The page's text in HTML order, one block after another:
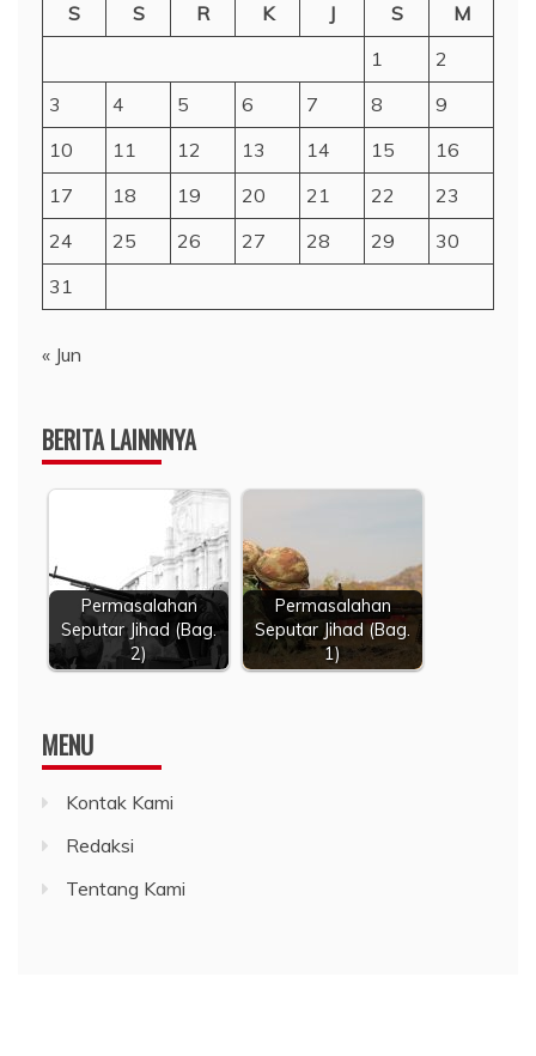
S
S R K J S
M
1
2
3
4 5 6 7 8
9
10
11 12 13 14 15
16
17
18 19 20 21 22
23
24
25 26 27 28 29
30
31
« Jun
BERITA LAINNNYA
Permasalahan
Seputar Jihad (Bag.
2)
Permasalahan
Seputar Jihad (Bag.
1)
MENU
Kontak Kami
Redaksi
Tentang Kami